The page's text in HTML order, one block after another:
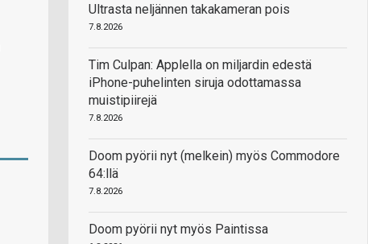
Ultrasta neljännen takakameran pois
7.8.2026
Tim Culpan: Applella on miljardin edestä
iPhone-puhelinten siruja odottamassa
muistipiirejä
7.8.2026
Doom pyörii nyt (melkein) myös Commodore
64:llä
7.8.2026
Doom pyörii nyt myös Paintissa